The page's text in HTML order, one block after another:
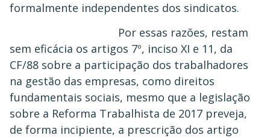
formalmente independentes dos sindicatos.
Por essas razões, restam
sem eficácia os artigos 7º, inciso XI e 11, da
CF/88 sobre a participação dos trabalhadores
na gestão das empresas, como direitos
fundamentais sociais, mesmo que a legislação
sobre a Reforma Trabalhista de 2017 preveja,
de forma incipiente, a prescrição dos artigo